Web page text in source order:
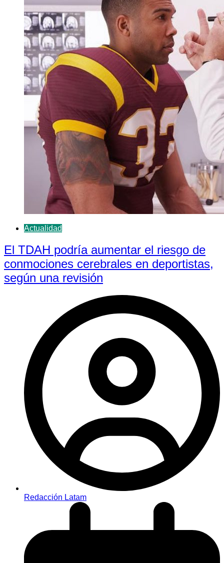
Actualidad
El TDAH podría aumentar el riesgo de
conmociones cerebrales en deportistas,
según una revisión
Redacción Latam